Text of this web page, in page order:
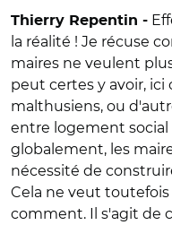
Thierry Repentin -
la réalité ! Je récuse
maires ne veulent
peut certes y avoir, ici
malthusiens, ou
entre logement social
globalement, les
nécessité de
Cela ne veut
comment. Il s'agit de